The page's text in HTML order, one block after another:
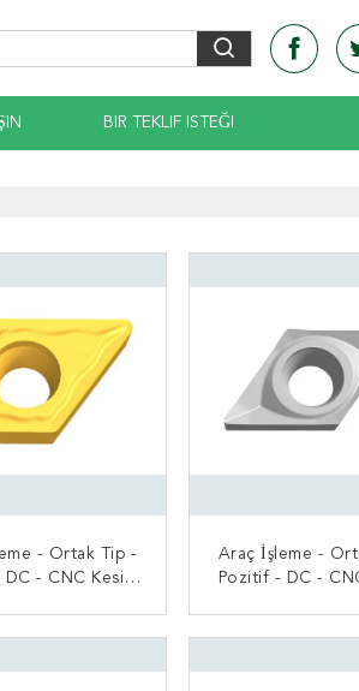
BIR TEKLIF ISTEĞI
- Ortak Tip -
- CNC Kesici
BAŞVURUN
Araç İşleme -
Pozitif - DC -
ŞIMDI